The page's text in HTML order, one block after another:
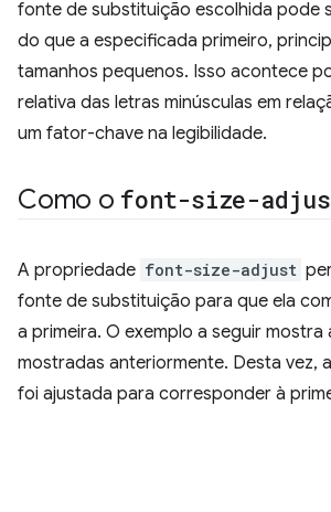
fonte de substituição escolhida pode
do que a especificada primeiro,
tamanhos pequenos. Isso acontece
relativa das letras minúsculas em
um fator-chave na legibilidade.
Como o font-size-
A propriedade font-size-adjust
fonte de substituição para que ela
a primeira. O exemplo a seguir mostra
mostradas anteriormente. Desta vez,
foi ajustada para corresponder à